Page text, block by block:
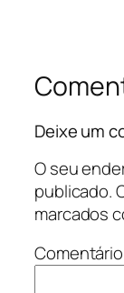
Deixe um
O seu
publicado.
marcados
Comentário